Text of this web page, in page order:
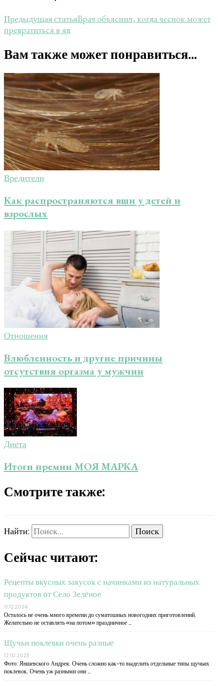
Предыдущая статьяВрач объяснил, когда чеснок может
превратиться в яд
Вам также может понравиться...
Вредители
Как распространяются вши у детей и
взрослых
Отношения
Влюбленность и другие причины
отсутствия оргазма у мужчин
Диета
Итоги премии МОЯ МАРКА
Смотрите также:
Найти:
Сейчас читают:
Рецепты вкусных закусок с начинками из натуральных
продуктов от Село Зелёное
11.12.2024
Осталось не очень много времени до суматошных новогодних приготовлений.
Желательно не оставлять «на потом» праздничное …
Щучьи поклевки очень разные
12.10.2025
Фото: Яншевского Андрея. Очень сложно как-то выделить отдельные типы щучьих
поклевок. Очень уж разными они …